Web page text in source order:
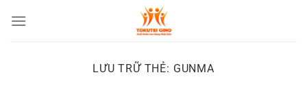
đến
LƯU TRỮ THẺ: GUNMA